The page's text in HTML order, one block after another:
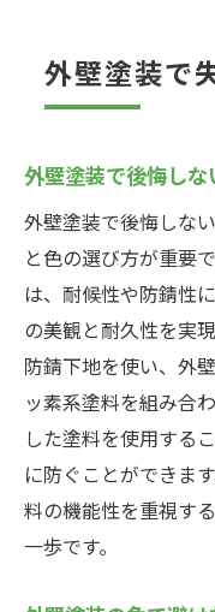
外壁塗装で
外壁塗装で後悔し
外壁塗装で後悔しな
と色の選び方が重要
は、耐候性や防錆性
の美観と耐久性を実
防錆下地を使い、外
ッ素系塗料を組み合
した塗料を使用する
に防ぐことができま
料の機能性を重視す
一歩です。